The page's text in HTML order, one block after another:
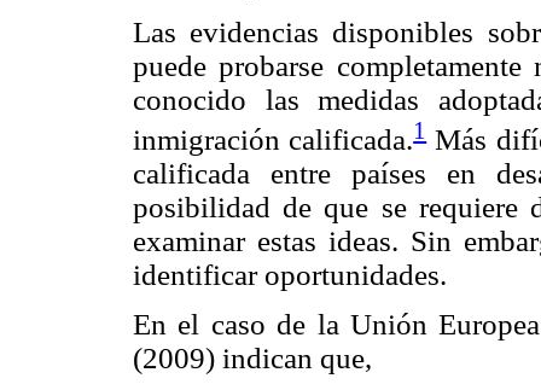
Las evidencias disponibles
puede probarse
conocido las medidas
inmigración calificada.1Más
calificada entre países en
posibilidad de que se requiere
examinar estas ideas. Sin
identificar oportunidades.
En el caso de la Unión
(2009) indican que,